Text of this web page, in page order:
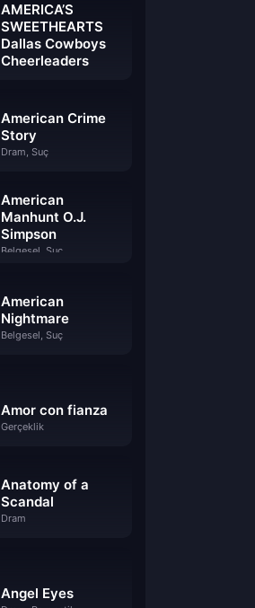
AMERICA’S
SWEETHEARTS
Dallas Cowboys
Cheerleaders
American Crime
Story
Dram, Suç
American
Manhunt O.J.
Simpson
Belgesel, Suç
American
Nightmare
Belgesel, Suç
Amor con fianza
Gerçeklik
Anatomy of a
Scandal
Dram
Angel Eyes